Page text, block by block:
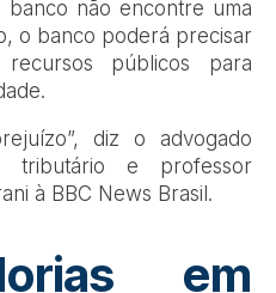
banco não encontre uma
o banco poderá precisar
públicos para
diz o advogado
tributário e professor
à BBC News Brasil.
em